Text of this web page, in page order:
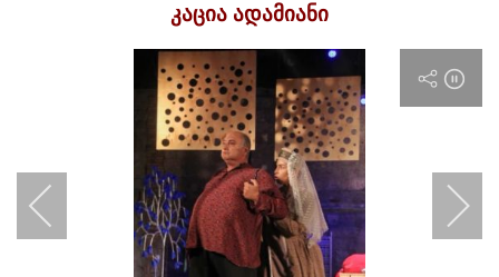
კაცია ადამიანი